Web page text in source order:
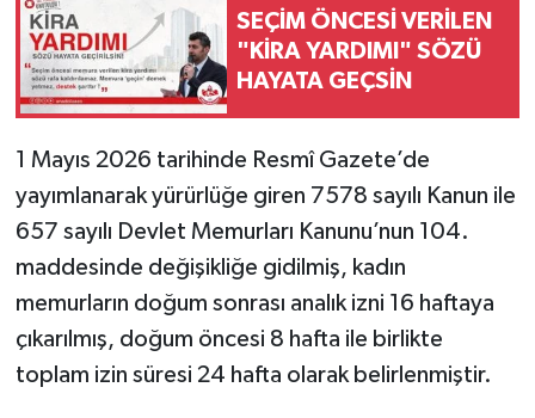
SEÇİM ÖNCESİ VERİLEN
"KİRA YARDIMI" SÖZÜ
HAYATA GEÇSİN
1 Mayıs 2026 tarihinde Resmî Gazete’de
yayımlanarak yürürlüğe giren 7578 sayılı Kanun ile
657 sayılı Devlet Memurları Kanunu’nun 104.
maddesinde değişikliğe gidilmiş, kadın
memurların doğum sonrası analık izni 16 haftaya
çıkarılmış, doğum öncesi 8 hafta ile birlikte
toplam izin süresi 24 hafta olarak belirlenmiştir.